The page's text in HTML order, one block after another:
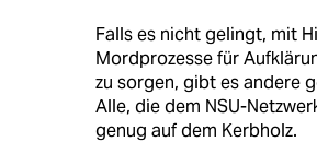
Falls es nicht gelingt, mit
Mordprozesse für
zu sorgen, gibt es andere
Alle, die dem NSU-
genug auf dem Kerbholz.